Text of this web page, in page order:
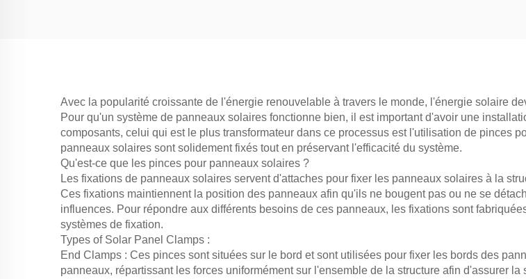
Avec la popularité croissante de l'énergie renouvelable à travers le monde, l'énergie solaire
Pour qu'un système de panneaux solaires fonctionne bien, il est important d'avoir une
composants, celui qui est le plus transformateur dans ce processus est l'utilisation de pinces
panneaux solaires sont solidement fixés tout en préservant l'efficacité du système.
Qu'est-ce que les pinces pour panneaux solaires ?
Les fixations de panneaux solaires servent d'attaches pour fixer les panneaux solaires à la
Ces fixations maintiennent la position des panneaux afin qu'ils ne bougent pas ou ne se
influences. Pour répondre aux différents besoins de ces panneaux, les fixations sont
systèmes de fixation.
Types of Solar Panel Clamps :
End Clamps : Ces pinces sont situées sur le bord et sont utilisées pour fixer les bords des
panneaux, répartissant les forces uniformément sur l'ensemble de la structure afin d'assurer